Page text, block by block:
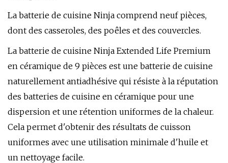
La batterie de cuisine Ninja comprend neuf pièces,
dont des casseroles, des poêles et des couvercles.
La batterie de cuisine Ninja Extended Life Premium
en céramique de 9 pièces est une batterie de cuisine
naturellement antiadhésive qui résiste à la réputation
des batteries de cuisine en céramique pour une
dispersion et une rétention uniformes de la chaleur.
Cela permet d'obtenir des résultats de cuisson
uniformes avec une utilisation minimale d'huile et
un nettoyage facile.